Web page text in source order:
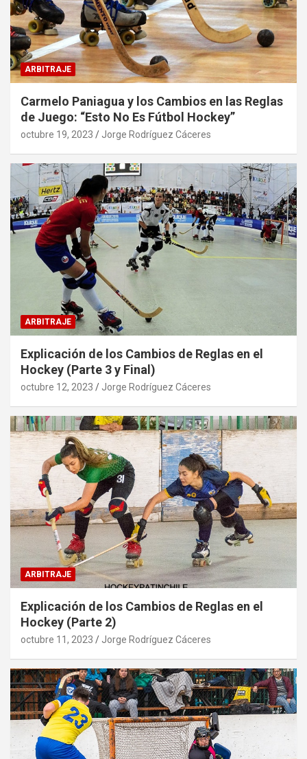
ARBITRAJE
Carmelo Paniagua y los Cambios en las Reglas
de Juego: “Esto No Es Fútbol Hockey”
octubre 19, 2023 Jorge Rodríguez Cáceres
ARBITRAJE
Explicación de los Cambios de Reglas en el
Hockey (Parte 3 y Final)
octubre 12, 2023 Jorge Rodríguez Cáceres
ARBITRAJE
Explicación de los Cambios de Reglas en el
Hockey (Parte 2)
octubre 11, 2023 Jorge Rodríguez Cáceres